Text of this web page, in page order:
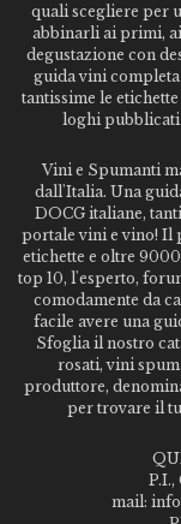
quali scegliere per
abbinarli ai primi,
degustazione con
guida vini completa
tantissime le
loghi
Vini e Spumanti
dall'Italia. Una
DOCG italiane,
portale vini e vino! Il
etichette e oltre
top 10, l'esperto,
comodamente da
facile avere una
Sfoglia il nostro
rosati, vini
produttore,
per trovare il
P.I.,
mail: